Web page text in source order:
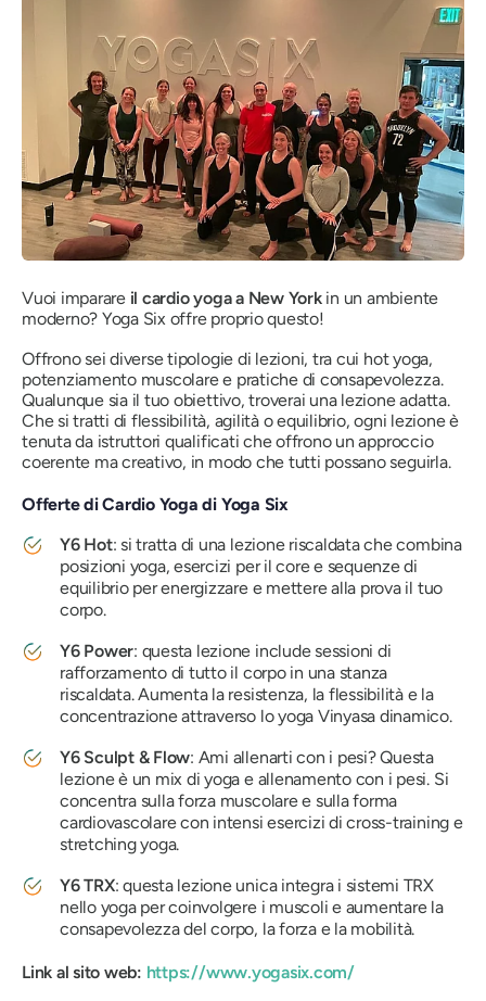
Vuoi imparare il cardio yoga a New York in un ambiente
moderno? Yoga Six offre proprio questo!
Offrono sei diverse tipologie di lezioni, tra cui hot yoga,
potenziamento muscolare e pratiche di consapevolezza.
Qualunque sia il tuo obiettivo, troverai una lezione adatta.
Che si tratti di flessibilità, agilità o equilibrio, ogni lezione è
tenuta da istruttori qualificati che offrono un approccio
coerente ma creativo, in modo che tutti possano seguirla.
Offerte di Cardio Yoga di Yoga Six
Y6 Hot: si tratta di una lezione riscaldata che combina
posizioni yoga, esercizi per il core e sequenze di
equilibrio per energizzare e mettere alla prova il tuo
corpo.
Y6 Power: questa lezione include sessioni di
rafforzamento di tutto il corpo in una stanza
riscaldata. Aumenta la resistenza, la flessibilità e la
concentrazione attraverso lo yoga Vinyasa dinamico.
Y6 Sculpt & Flow: Ami allenarti con i pesi? Questa
lezione è un mix di yoga e allenamento con i pesi. Si
concentra sulla forza muscolare e sulla forma
cardiovascolare con intensi esercizi di cross-training e
stretching yoga.
Y6 TRX: questa lezione unica integra i sistemi TRX
nello yoga per coinvolgere i muscoli e aumentare la
consapevolezza del corpo, la forza e la mobilità.
Link al sito web: https://www.yogasix.com/